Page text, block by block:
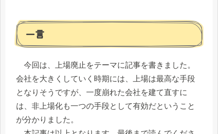
一言
今回は、上場廃止をテーマに記事を書きました。
会社を大きくしていく時期には、上場は最高な手段
となりそうですが、一度崩れた会社を建て直すに
は、非上場化も一つの手段として有効だということ
が分かりました。